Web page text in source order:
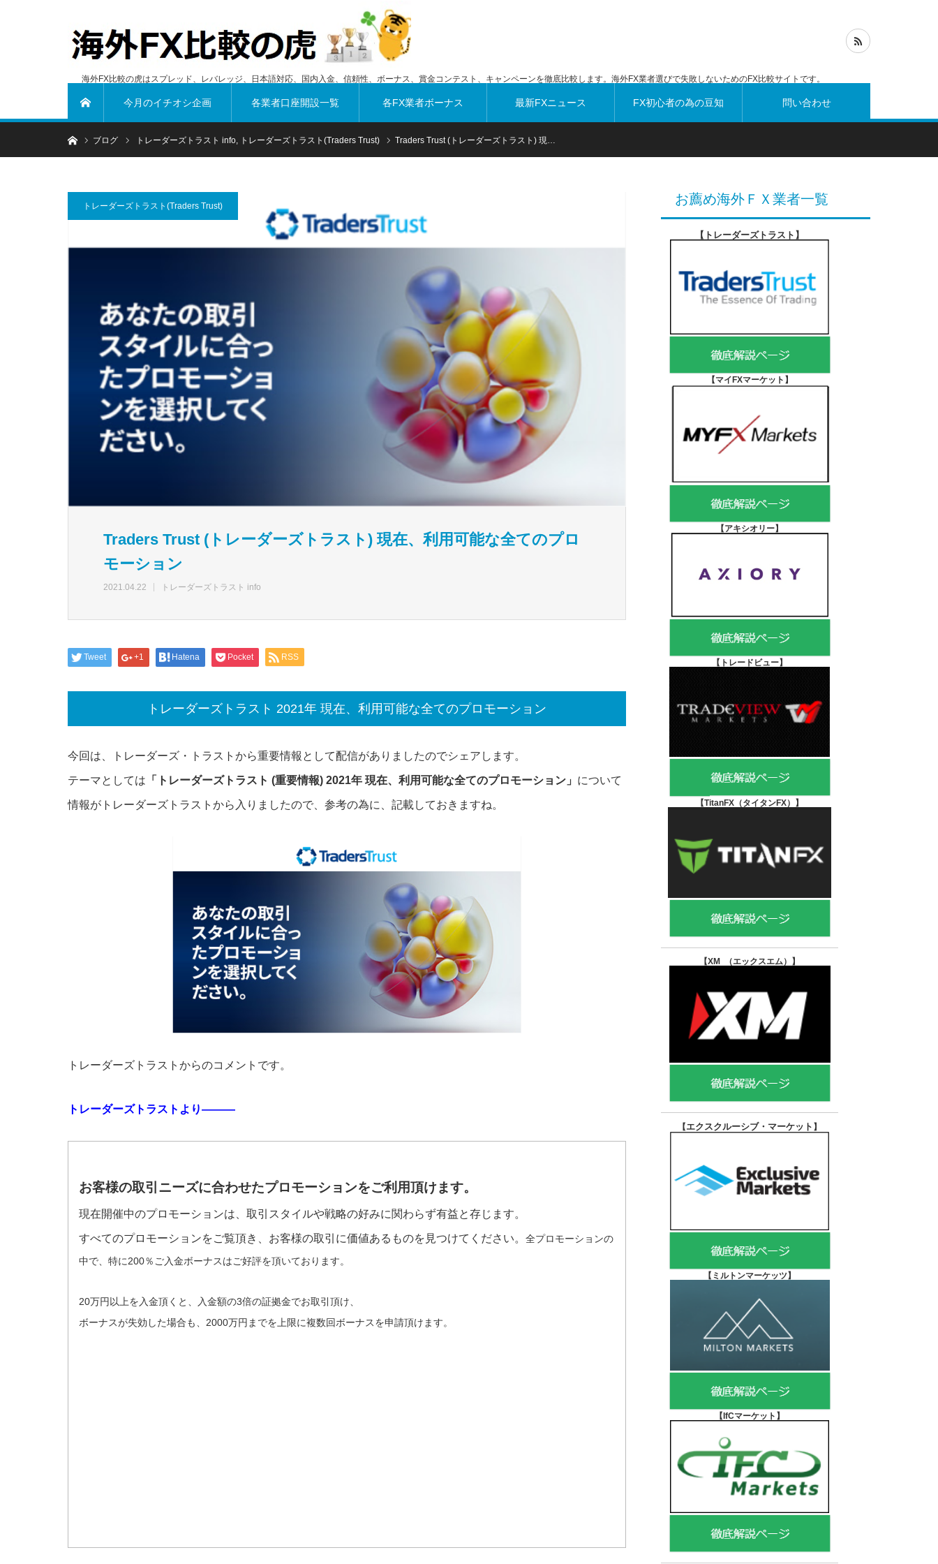
海外FX比較の虎はスプレッド、レバレッジ、日本語対応、国内入金、信頼性、ボーナス、賞金コンテスト、キャンペーンを徹底比較します。海外FX業者選びで失敗しないためのFX比較サイトです。
今月のイチオシ企画 各業者口座開設一覧 各FX業者ボーナス 最新FXニュース FX初心者の為の豆知 問い合わせ
ホームブログ トレーダーズトラスト info, トレーダーズトラスト(Traders Trust) Traders Trust (トレーダーズトラスト) 現…
トレーダーズトラスト(Traders Trust)
Traders Trust (トレーダーズトラスト) 現在、利用可能な全てのプロ
モーション
2021.04.22 トレーダーズトラスト info
Tweet +1 Hatena Pocket RSS
トレーダーズトラスト 2021年 現在、利用可能な全てのプロモーション
今回は、トレーダーズ・トラストから重要情報として配信がありましたのでシェアします。
テーマとしては 「トレーダーズトラスト (重要情報) 2021年 現在、利用可能な全てのプロモーション」 について
情報がトレーダーズトラストから入りましたので、参考の為に、記載しておきますね。
トレーダーズトラストからのコメントです。
トレーダーズトラストより———
お客様の取引ニーズに合わせたプロモーションをご利用頂けます。
現在開催中のプロモーションは、 取引スタイルや戦略の好みに関わらず有益と存じます。
すべてのプロモーションをご覧頂き、 お客様の取引に価値あるものを見つけてください。 全プロモーションの
中で、特に200％ ご入金ボーナスはご好評を頂いております。
20万円以上を入金頂くと、入金額の3倍の証拠金でお取引頂け、
ボーナスが失効した場合も、 2000万円までを上限に複数回ボーナスを申請頂けます。
お薦め海外ＦＸ業者一覧
【トレーダーズトラスト 】
【マイFXマーケット 】
【アキシオリー】
【 トレードビュー】
【TitanFX（タイタンFX） 】
【XM （エックスエム） 】
【エクスクルーシブ・マーケット 】
【 ミルトンマーケッツ】
【IfCマーケット 】